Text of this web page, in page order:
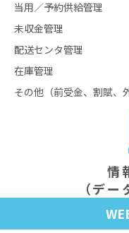
当⽤／予約供給管理
未収⾦管理
配送センタ管理
在庫管理
その他（前受⾦、割賦、
情
（デ